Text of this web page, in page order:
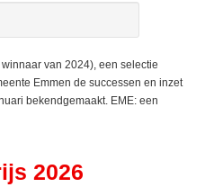
van 2024), een selectie
Emmen de successen en inzet
bekendgemaakt. EME: een
2026